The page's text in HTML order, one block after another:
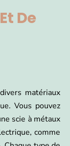
De
matériaux
Vous pouvez
scie à métaux
comme